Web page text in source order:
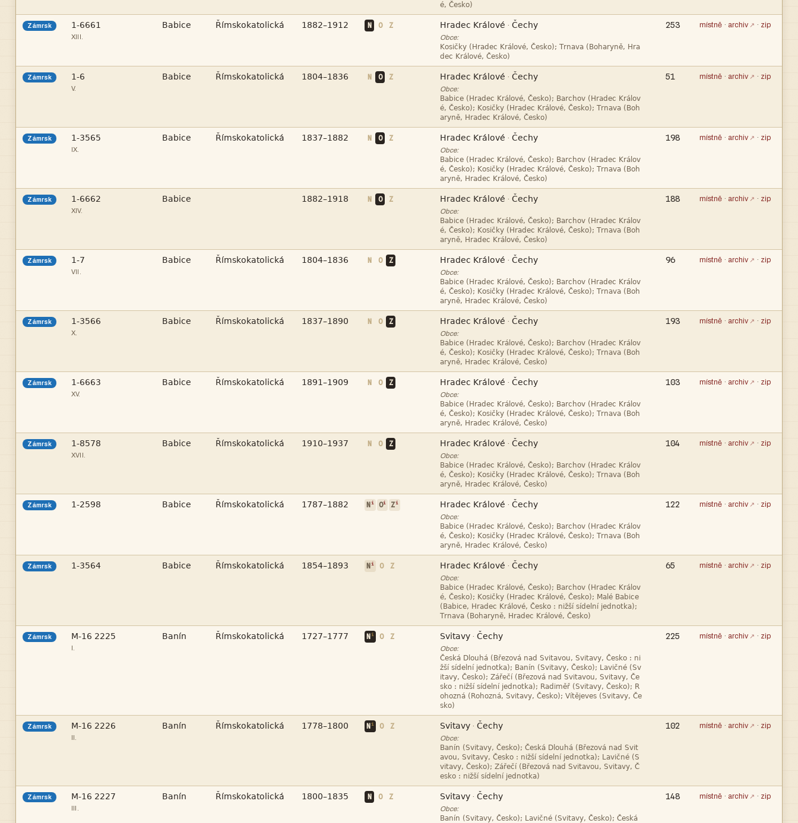

Zámrsk 
XIII.
   N O Z  · 
Obce:


253 místně · archiv · zip
Zámrsk 
V.
   N O Z  · 
Obce:



51 místně · archiv · zip
Zámrsk 
IX.
   N O Z  · 
Obce:



198 místně · archiv · zip
Zámrsk 
XIV.
  N O Z  · 
Obce:



188 místně · archiv · zip
Zámrsk 
VII.
   N O Z  · 
Obce:



96 místně · archiv · zip
Zámrsk 
X.
   N O Z  · 
Obce:



193 místně · archiv · zip
Zámrsk 
XV.
   N O Z  · 
Obce:



103 místně · archiv · zip
Zámrsk 
XVII.
   N O Z  · 
Obce:



104 místně · archiv · zip
Zámrsk     Ni Oi Zi  · 
Obce:



122 místně · archiv · zip
Zámrsk     Ni O Z  · 
Obce:




65 místně · archiv · zip
Zámrsk 
I.
   Ni O Z  · 
Obce:






225 místně · archiv · zip
Zámrsk 
II.
   Ni O Z  · 
Obce:




102 místně · archiv · zip
Zámrsk 
III.
   N O Z  · 
Obce:

148 místně · archiv · zip